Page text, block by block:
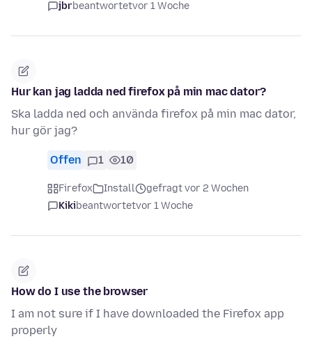
jbrbeantwortetvor 1 Woche
Hur kan jag ladda ned firefox på min mac dator?
Ska ladda ned och använda firefox på min mac dator,
hur gör jag?
Offen 1 10
Firefox Install
gefragt vor 2 Wochen
Kikibeantwortetvor 1 Woche
How do I use the browser
I am not sure if I have downloaded the Firefox app
properly